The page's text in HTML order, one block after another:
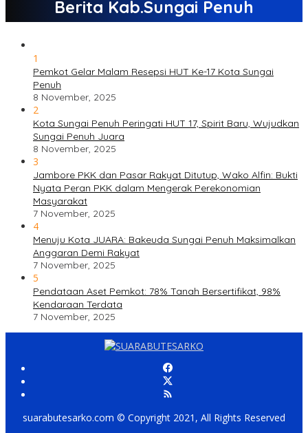
Berita Kab.Sungai Penuh
1
Pemkot Gelar Malam Resepsi HUT Ke-17 Kota Sungai
Penuh
8 November, 2025
2
Kota Sungai Penuh Peringati HUT 17, Spirit Baru, Wujudkan
Sungai Penuh Juara
8 November, 2025
3
Jambore PKK dan Pasar Rakyat Ditutup, Wako Alfin: Bukti
Nyata Peran PKK dalam Mengerak Perekonomian
Masyarakat
7 November, 2025
4
Menuju Kota JUARA: Bakeuda Sungai Penuh Maksimalkan
Anggaran Demi Rakyat
7 November, 2025
5
Pendataan Aset Pemkot: 78% Tanah Bersertifikat, 98%
Kendaraan Terdata
7 November, 2025
suarabutesarko.com © Copyright 2021, All Rights Reserved